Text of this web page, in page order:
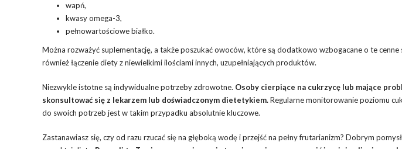
wapń,
kwasy omega-3,
pełnowartościowe białko.
Można rozważyć suplementację, a także poszukać owoców, które są dodatkowo wzbogacane o te
również łączenie diety z niewielkimi ilościami innych, uzupełniających produktów.
Niezwykle istotne są indywidualne potrzeby zdrowotne. Osoby cierpiące na cukrzycę lub mające
skonsultować się z lekarzem lub doświadczonym dietetykiem.Regularne monitorowanie poziomu
do swoich potrzeb jest w takim przypadku absolutnie kluczowe.
Zastanawiasz się, czy od razu rzucać się na głęboką wodę i przejść na pełny frutarianizm? Dobrym